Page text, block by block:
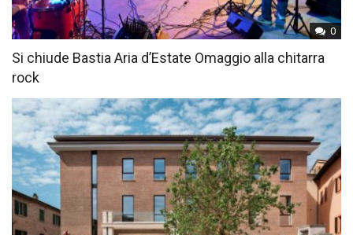
0
Si chiude Bastia Aria d’Estate Omaggio alla chitarra
rock